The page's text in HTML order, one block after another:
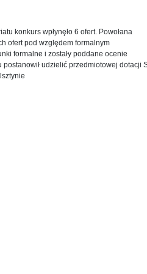
konkurs wpłynęło 6 ofert. Powołana
ofert pod względem formalnym
formalne i zostały poddane ocenie
udzielić przedmiotowej dotacji